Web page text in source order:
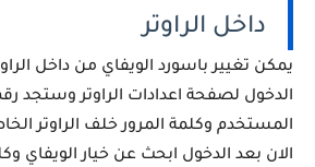
داخل الراوتر
يمكن تغيير باسورد الويفاي من داخل
الدخول لصفحة اعدادات الراوتر وستجد
المستخدم وكلمة المرور خلف الراوتر
الان بعد الدخول ابحث عن خيار الويفاي